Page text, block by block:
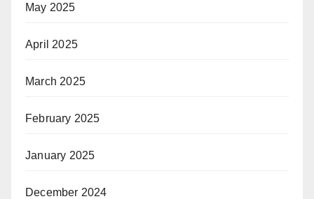
May 2025
April 2025
March 2025
February 2025
January 2025
December 2024